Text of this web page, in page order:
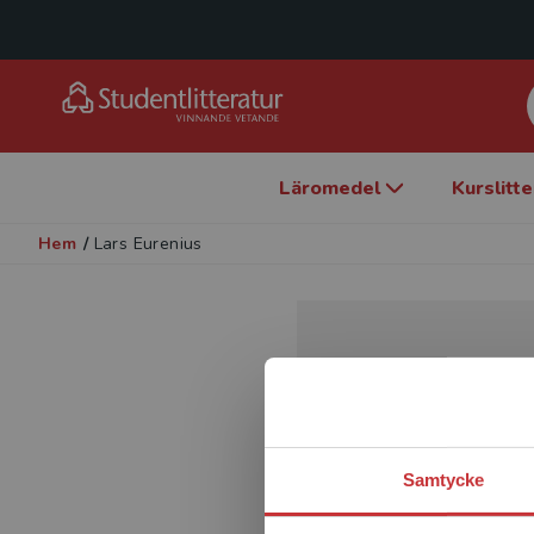
Samtycke
Läromedel
Hem / Lars Eurenius